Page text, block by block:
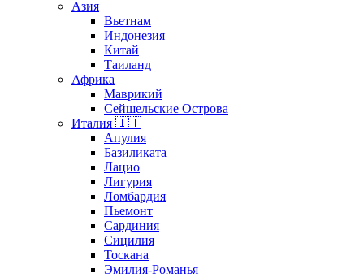
Азия
Вьетнам
Индонезия
Китай
Таиланд
Африка
Маврикий
Сейшельские Острова
Италия 🇮🇹
Апулия
Базиликата
Лацио
Лигурия
Ломбардия
Пьемонт
Сардиния
Сицилия
Тоскана
Эмилия-Романья